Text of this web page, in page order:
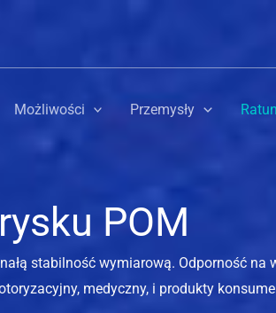
Możliwości Przemysły
POM
stabilność wymiarową. Odporność na
medyczny, i produkty